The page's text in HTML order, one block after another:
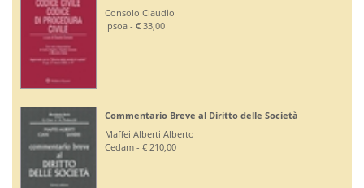
Ruffini Giuseppe
Editoriale Scientifica - € 36,00
Diritto Bancario e Finanziario
Bontempi Paolo
Giuffrè - € 55,00